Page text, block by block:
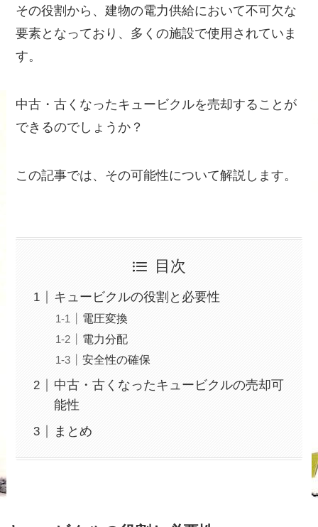
その役割から、建物の電力供給において不可欠な
要素となっており、多くの施設で使用されていま
す。
中古・古くなったキュービクルを売却することが
できるのでしょうか？
この記事では、その可能性について解説します。
目次
キュービクルの役割と必要性
電圧変換
電力分配
安全性の確保
中古・古くなったキュービクルの売却可
能性
まとめ